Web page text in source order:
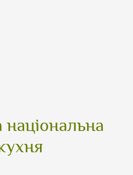
національна
національна